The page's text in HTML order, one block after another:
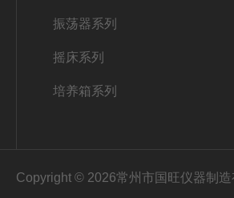
振荡器系列
摇床系列
培养箱系列
Copyright © 2026常州市国旺仪器制